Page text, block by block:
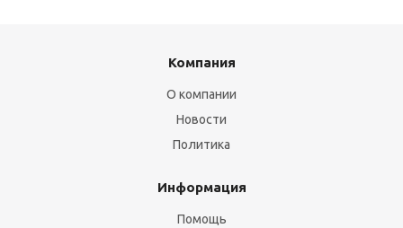
Компания
О компании
Новости
Политика
Информация
Помощь